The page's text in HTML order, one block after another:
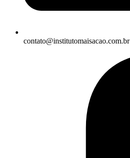
contato@institutomaisacao.com.br